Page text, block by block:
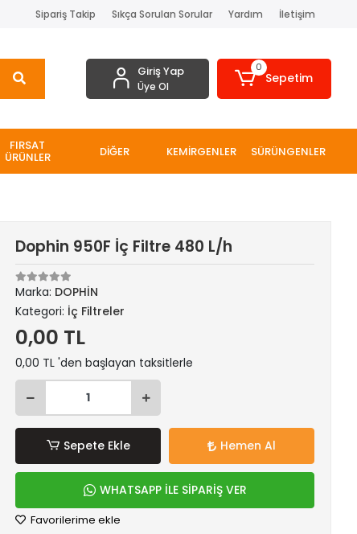
Sipariş Takip Sıkça Sorulan Sorular Yardım İletişim
Giriş Yap
Üye Ol
0
Sepetim
FIRSAT
ÜRÜNLER DİĞER KEMİRGENLER SÜRÜNGENLER
Dophin 950F İç Filtre 480 L/h
Marka: DOPHİN
Kategori: İç Filtreler
0,00 TL
0,00 TL 'den başlayan taksitlerle
Sepete Ekle Hemen Al
WHATSAPP İLE SİPARİŞ VER
Favorilerime ekle